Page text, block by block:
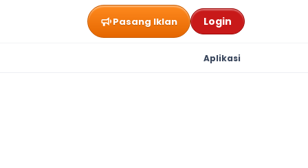
Pasang Iklan Login
Aplikasi